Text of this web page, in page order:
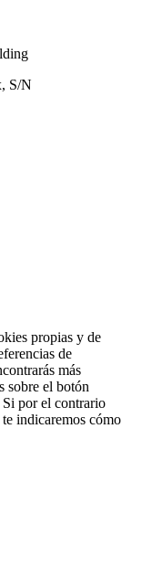
S/N
propias y de
de
más
sobre el botón
Si por el contrario
indicaremos cómo